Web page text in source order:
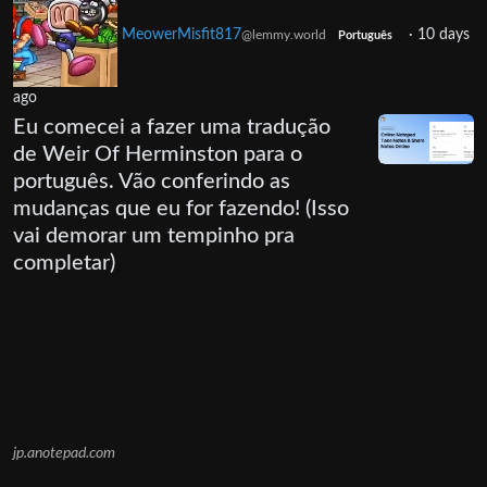
MeowerMisfit817@lemmy.world Português · 10 days
ago
Eu comecei a fazer uma tradução
de Weir Of Herminston para o
português. Vão conferindo as
mudanças que eu for fazendo! (Isso
vai demorar um tempinho pra
completar)
jp.anotepad.com